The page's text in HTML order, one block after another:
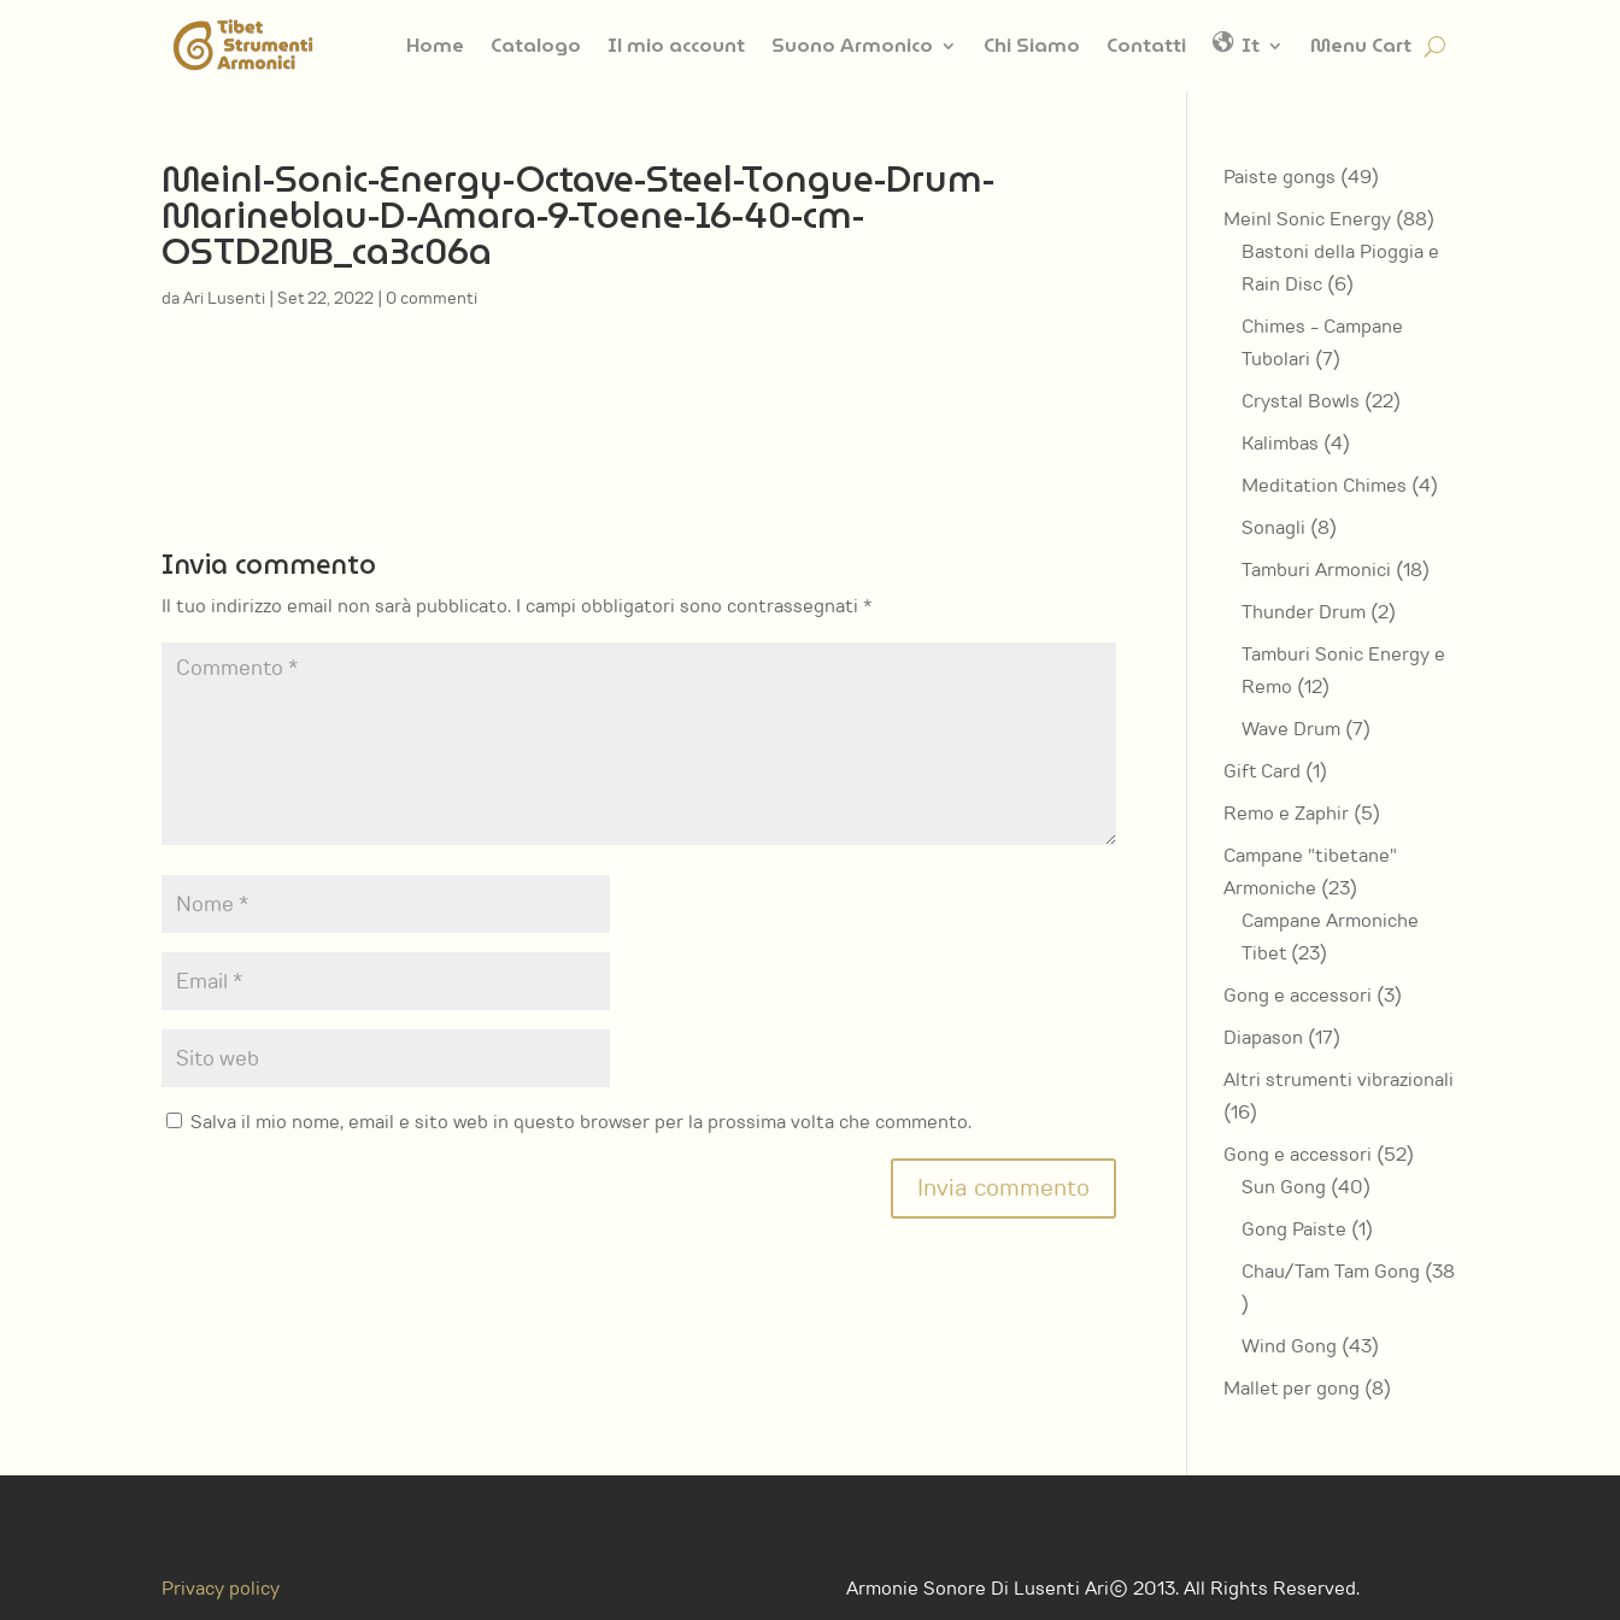
Home Catalogo Il mio account Suono Armonico Chi Siamo Contatti It Menu Cart
Meinl-Sonic-Energy-Octave-Steel-Tongue-Drum-
Marineblau-D-Amara-9-Toene-16-40-cm-
OSTD2NB_ca3c06a
daAri Lusenti |Set 22, 2022 | 0 commenti
Invia commento
Il tuo indirizzo email non sarà pubblicato. I campi obbligatori sono contrassegnati*
Salva il mio nome, email e sito web in questo browser per la prossima volta che commento.
Paiste gongs 4949
prodotti
Meinl Sonic Energy 8888
prodotti
Bastoni della Pioggia e
Rain Disc 66
Chimes - Campane
Tubolari 77
prodotti
Crystal Bowls 2222
Kalimbas 44
prodotti
Meditation Chimes 44
Sonagli 88
prodotti
Tamburi Armonici 1818
Thunder Drum 22
Tamburi Sonic Energy e
Remo 1212
prodotti
Wave Drum 77
Gift Card 11
prodotto
Remo e Zaphir 55
prodotti
Campane "tibetane"
Armoniche 2323
prodotti
Campane Armoniche
Tibet 2323
prodotti
Gong e accessori 33
Diapason 1717
prodotti
Altri strumenti vibrazionali
1616
Gong e accessori 5252
Sun Gong 4040
prodotti
Gong Paiste 11
prodotto
Chau/Tam Tam Gong 38
38
prodotti
Wind Gong 4343
prodotti
Mallet per gong 88
Privacy policy Armonie Sonore Di Lusenti Ari© 2013. All Rights Reserved.